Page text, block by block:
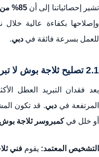
تشير إحصائياتنا إلى أن85% من الأعطال
وإصلاحها بكفاءة عالية
للعمل بسرعة فائقة في دبي.
2.1 تصليح ثلاجة بوش لا تبرد دبي (المشكلة الأبرز)
يعد فقدان التبريد العطل
المرتفعة فيدبي. قد تكون
أو خلل فيكمبروسر ثلاجة بوش
التشخيص المعتمد: يقوم فني